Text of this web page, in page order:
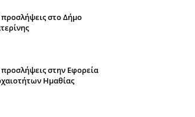
προσλήψεις στο Δήμο
προσλήψεις στην Εφορεία
Ημαθίας